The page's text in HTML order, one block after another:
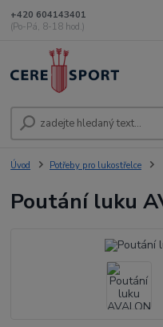
+420 604143401
(Po-Pá, 8-18 hod.)
Úvod Potřeby pro lukostřelce
Poutání luku